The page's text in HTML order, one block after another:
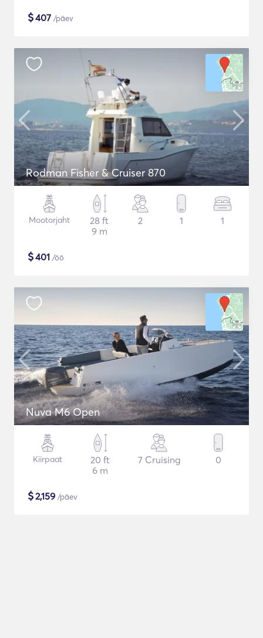
$407 /päev
Rodman Fisher & Cruiser 870
Mootorjaht
28 ft
9 m
2 1 1
$401 /öö
Nuva M6 Open
Kiirpaat
20 ft
6 m
7 Cruising 0
$2,159 /päev